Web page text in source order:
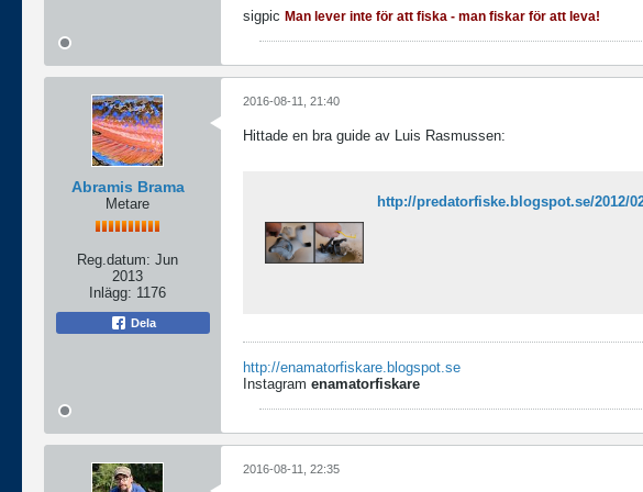
sigpic Man lever inte för att fiska - man fiskar för att leva!
Abramis Brama
Metare
Reg.datum: Jun
2013
Inlägg: 1176
Dela
2016-08-11, 21:40
Hittade en bra guide av Luis Rasmussen:
http://predatorfiske.blogspot.se/2012/
http://enamatorfiskare.blogspot.se
Instagram enamatorfiskare
2016-08-11, 22:35